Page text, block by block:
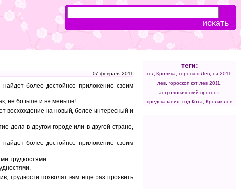
07 февраля 2011
более достойное приложение своим
не больше и не меньше!
восхождение на новый, более интересный и
дела в другом городе или в другой стране,
более достойное приложение своим
трудностями.
трудности позволят вам еще раз проявить
теги:
год Кролика гороскоп Лев, на 2011
лев гороскоп кот лев 2011
астрологический прогноз
предсказания год Кота Кролик лев